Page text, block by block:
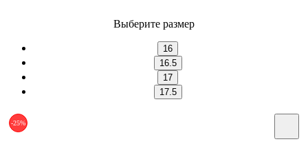
Выберите размер
16
16.5
17
17.5
-25%